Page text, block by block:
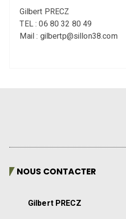
Gilbert PRECZ
TEL : 06 80 32 80 49
Mail : gilbertp@sillon38.com
NOUS CONTACTER
Gilbert PRECZ